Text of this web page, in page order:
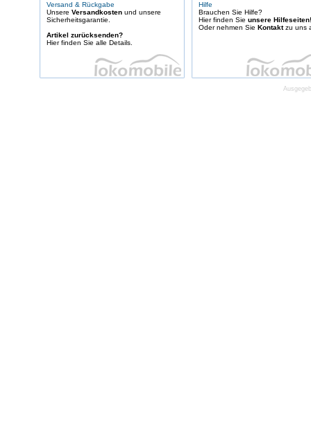
Versand & Rückgabe
Unsere Versandkosten und unsere
Sicherheitsgarantie.
Artikel zurücksenden?
Hier finden Sie alle Details.
Hilfe
Brauchen Sie Hilfe?
Hier finden Sie unsere Hilfeseiten!
Oder nehmen Sie Kontaktzu uns